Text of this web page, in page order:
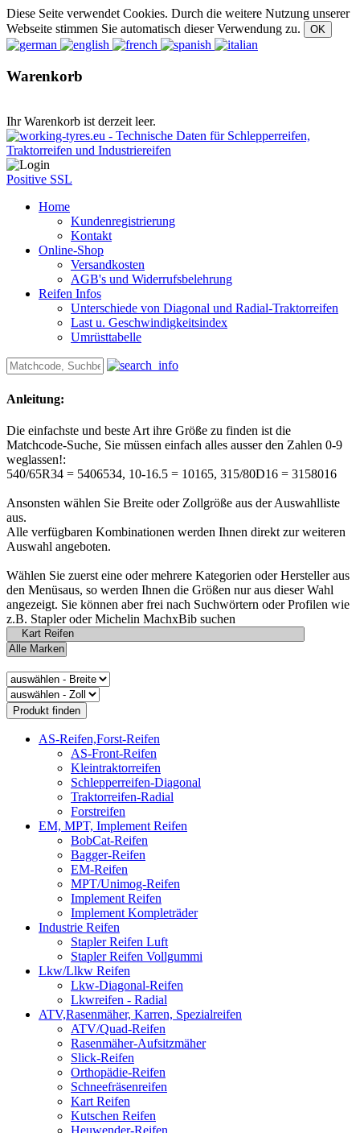
Diese Seite verwendet Cookies. Durch die weitere Nutzung unserer
Webseite stimmen Sie automatisch dieser Verwendung zu.
Warenkorb
Ihr Warenkorb ist derzeit leer.
Positive SSL
Home
Kundenregistrierung
Kontakt
Online-Shop
Versandkosten
AGB's und Widerrufsbelehrung
Reifen Infos
Unterschiede von Diagonal und Radial-Traktorreifen
Last u. Geschwindigkeitsindex
Umrüsttabelle
Anleitung:
Die einfachste und beste Art ihre Größe zu finden ist die
Matchcode-Suche, Sie müssen einfach alles ausser den Zahlen 0-9
weglassen!:
540/65R34 = 5406534, 10-16.5 = 10165, 315/80D16 = 3158016
Ansonsten wählen Sie Breite oder Zollgröße aus der Auswahlliste
aus.
Alle verfügbaren Kombinationen werden Ihnen direkt zur weiteren
Auswahl angeboten.
Wählen Sie zuerst eine oder mehrere Kategorien oder Hersteller aus
den Menüsaus, so werden Ihnen die Größen nur aus dieser Wahl
angezeigt. Sie können aber frei nach Suchwörtern oder Profilen wie
z.B. Stapler oder Michelin MachxBib suchen
AS-Reifen,Forst-Reifen
AS-Front-Reifen
Kleintraktorreifen
Schlepperreifen-Diagonal
Traktorreifen-Radial
Forstreifen
EM, MPT, Implement Reifen
BobCat-Reifen
Bagger-Reifen
EM-Reifen
MPT/Unimog-Reifen
Implement Reifen
Implement Kompleträder
Industrie Reifen
Stapler Reifen Luft
Stapler Reifen Vollgummi
Lkw/Llkw Reifen
Lkw-Diagonal-Reifen
Lkwreifen - Radial
ATV,Rasenmäher, Karren, Spezialreifen
ATV/Quad-Reifen
Rasenmäher-Aufsitzmäher
Slick-Reifen
Orthopädie-Reifen
Schneefräsenreifen
Kart Reifen
Kutschen Reifen
Heuwender-Reifen